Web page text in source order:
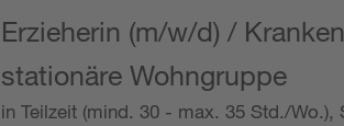
Erzieherin (m/w/d) /
stationäre Wohngruppe
in Teilzeit (mind. 30 - max. 35 Std./